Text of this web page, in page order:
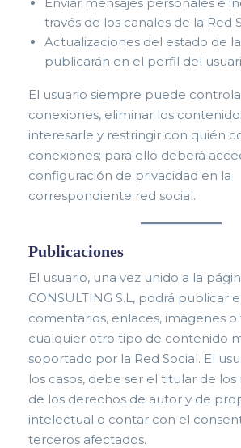
través de los canales de la Red
Actualizaciones del estado de
publicarán en el perfil del
El usuario siempre puede
conexiones, eliminar los
interesarle y restringir con quién
conexiones; para ello deberá
configuración de privacidad en la
correspondiente red social.
Publicaciones
El usuario, una vez unido a la
CONSULTING S.L, podrá publicar
comentarios, enlaces, imágenes o
cualquier otro tipo de contenido
soportado por la Red Social. El
los casos, debe ser el titular de los
de los derechos de autor y de
intelectual o contar con el
terceros afectados.